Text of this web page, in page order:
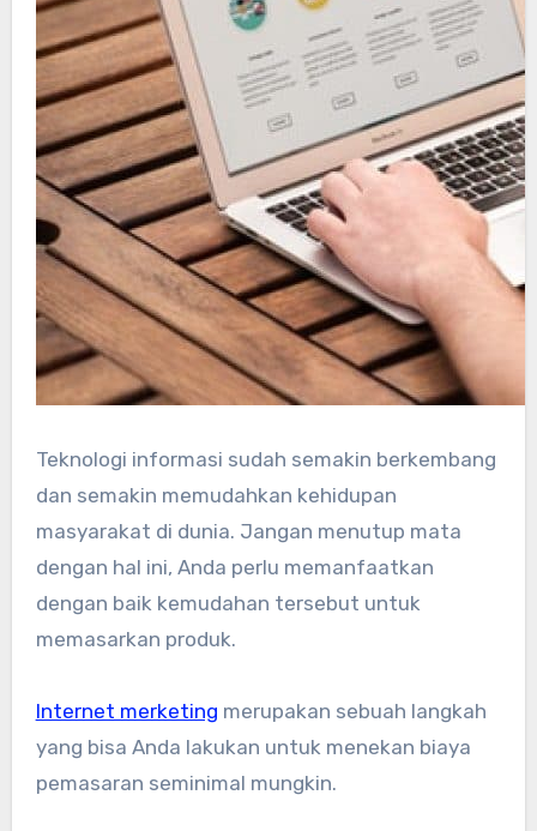
Teknologi informasi sudah semakin berkembang
dan semakin memudahkan kehidupan
masyarakat di dunia. Jangan menutup mata
dengan hal ini, Anda perlu memanfaatkan
dengan baik kemudahan tersebut untuk
memasarkan produk.
Internet merketing merupakan sebuah langkah
yang bisa Anda lakukan untuk menekan biaya
pemasaran seminimal mungkin.